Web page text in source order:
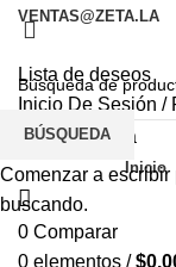
VENTAS@ZETA.LA
Lista de deseos
Inicio De Sesión /
Inicio
0 Comparar
0 elementos / $
BÚSQUEDA
Comenzar a escribir
buscando.